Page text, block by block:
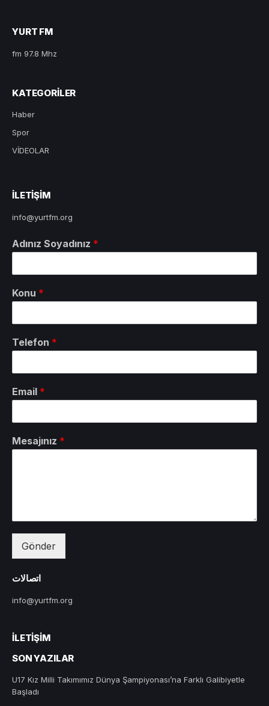
YURT FM
fm 97.8 Mhz
KATEGORILER
Haber
Spor
VİDEOLAR
ILETIŞIM
info@yurtfm.org
Adınız Soyadınız *
Konu *
Telefon *
Email *
Mesajınız *
Gönder
اتصالات
info@yurtfm.org
İLETIŞIM
SON YAZILAR
U17 Kız Milli Takımımız Dünya Şampiyonası’na Farklı Galibiyetle
Başladı